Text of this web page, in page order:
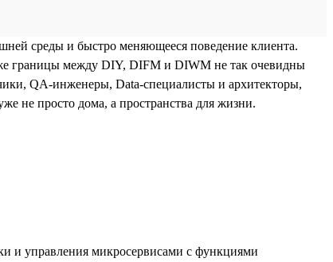
среды и быстро меняющееся поведение клиента.
границы между DIY, DIFM и DIWM не так очевидны
QA-инженеры, Data-специалисты и архитекторы,
не просто дома, а пространства для жизни.
и управления микросервисами с функциями